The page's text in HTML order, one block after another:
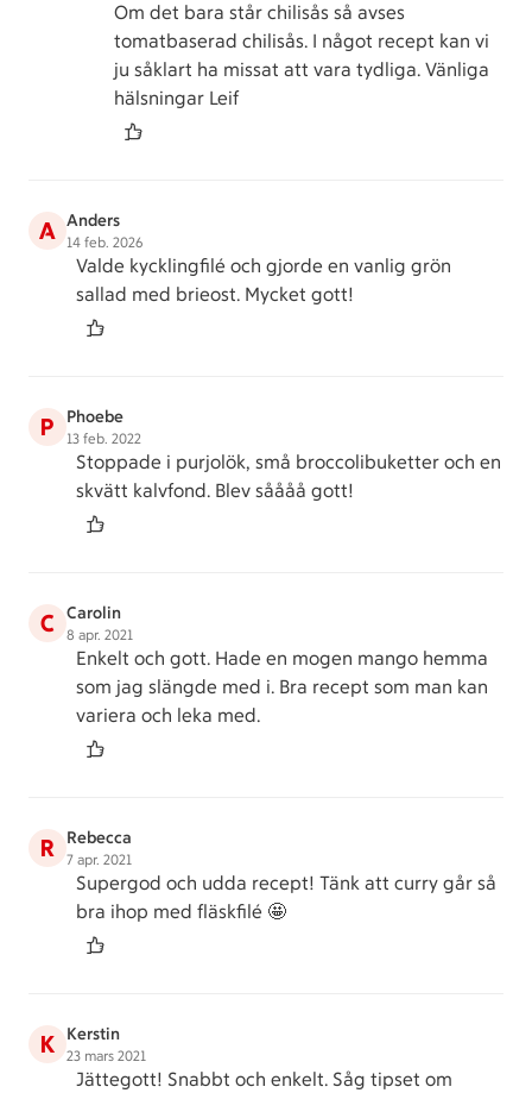
Om det bara står chilisås så avses
tomatbaserad chilisås. I något recept kan vi
ju såklart ha missat att vara tydliga. Vänliga
hälsningar Leif
A Anders
14 feb. 2026
Valde kycklingfilé och gjorde en vanlig grön
sallad med brieost. Mycket gott!
P Phoebe
13 feb. 2022
Stoppade i purjolök, små broccolibuketter och en
skvätt kalvfond. Blev såååå gott!
C Carolin
8 apr. 2021
Enkelt och gott. Hade en mogen mango hemma
som jag slängde med i. Bra recept som man kan
variera och leka med.
R Rebecca
7 apr. 2021
Supergod och udda recept! Tänk att curry går så
bra ihop med fläskfilé 🤩
K Kerstin
23 mars 2021
Jättegott! Snabbt och enkelt. Såg tipset om